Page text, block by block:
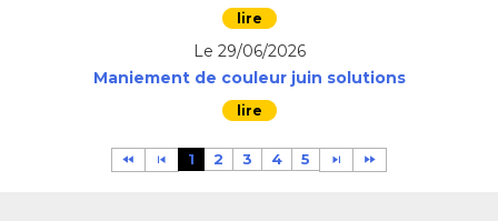
Le 29/06/2026
Maniement de couleur juin solutions
1 2 3 4 5